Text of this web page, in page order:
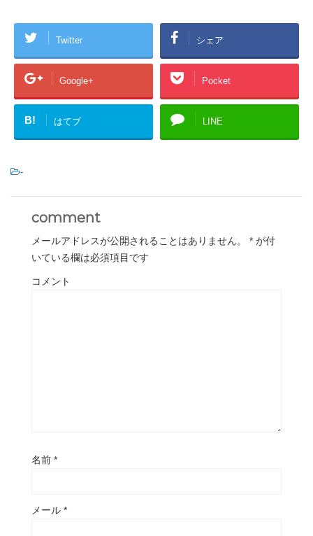
Twitter シェア
Google+ Pocket
B! はてブ LINE
-
comment
メールアドレスが公開されることはありません。 * が付
いている欄は必須項目です
コメント
名前 *
メール *